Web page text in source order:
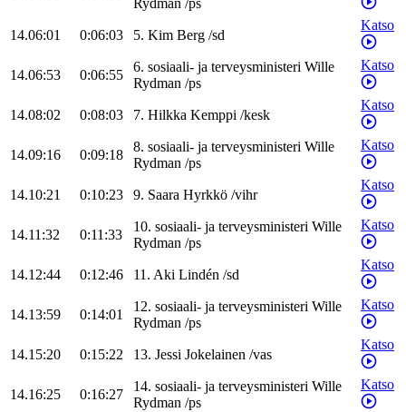
Rydman /ps
14.06:01 0:06:03 5. Kim Berg /sd
Katso
14.06:53 0:06:55
6. sosiaali- ja terveysministeri Wille
Rydman /ps
Katso
14.08:02 0:08:03 7. Hilkka Kemppi /kesk
Katso
14.09:16 0:09:18
8. sosiaali- ja terveysministeri Wille
Rydman /ps
Katso
14.10:21 0:10:23 9. Saara Hyrkkö /vihr
Katso
14.11:32 0:11:33
10. sosiaali- ja terveysministeri Wille
Rydman /ps
Katso
14.12:44 0:12:46 11. Aki Lindén /sd
Katso
14.13:59 0:14:01
12. sosiaali- ja terveysministeri Wille
Rydman /ps
Katso
14.15:20 0:15:22 13. Jessi Jokelainen /vas
Katso
14.16:25 0:16:27
14. sosiaali- ja terveysministeri Wille
Rydman /ps
Katso